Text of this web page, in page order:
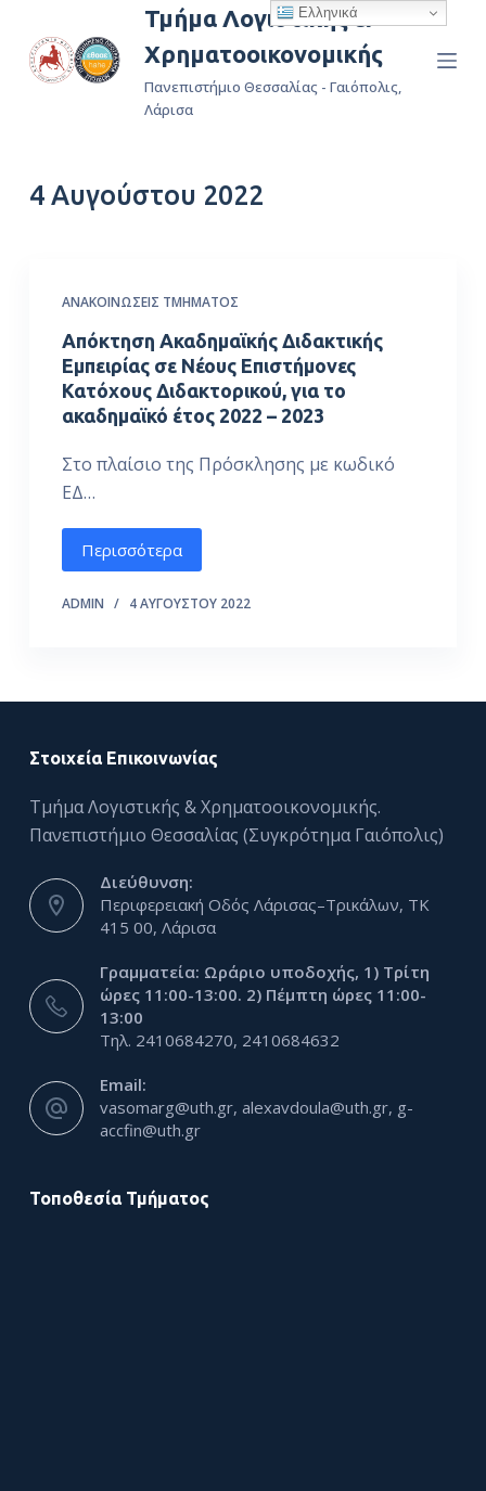
ε
σ
Τμήμα Λογιστικής &
Χρηματοοικονομικής
Πανεπιστήμιο Θεσσαλίας - Γαιόπολις,
Λάρισα
4 Αυγούστου 2022
ΑΝΑΚΟΙΝΏΣΕΙΣ ΤΜΉΜΑΤΟΣ
Απόκτηση Ακαδημαϊκής Διδακτικής
Εμπειρίας σε Νέους Επιστήμονες
Κατόχους Διδακτορικού, για το
ακαδημαϊκό έτος 2022 – 2023
Στο πλαίσιο της Πρόσκλησης με κωδικό
ΕΔ…
Περισσότερα
ADMIN 4 ΑΥΓΟΎΣΤΟΥ 2022
Στοιχεία Επικοινωνίας
Τμήμα Λογιστικής & Χρηματοοικονομικής.
Πανεπιστήμιο Θεσσαλίας (Συγκρότημα Γαιόπολις)
Διεύθυνση:
Περιφερειακή Οδός Λάρισας–Τρικάλων, ΤΚ
415 00, Λάρισα
Γραμματεία: Ωράριο υποδοχής, 1) Τρίτη
ώρες 11:00-13:00. 2) Πέμπτη ώρες 11:00-
13:00
Τηλ. 2410684270, 2410684632
Email:
vasomarg@uth.gr, alexavdoula@uth.gr, g-
accfin@uth.gr
Τοποθεσία Τμήματος
Ελληνικά